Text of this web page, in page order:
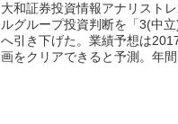
大和証券投資情報アナリスト
ルグループ投資判断を「3(中
へ引き下げた。業績予想は
画をクリアできると予測。年間